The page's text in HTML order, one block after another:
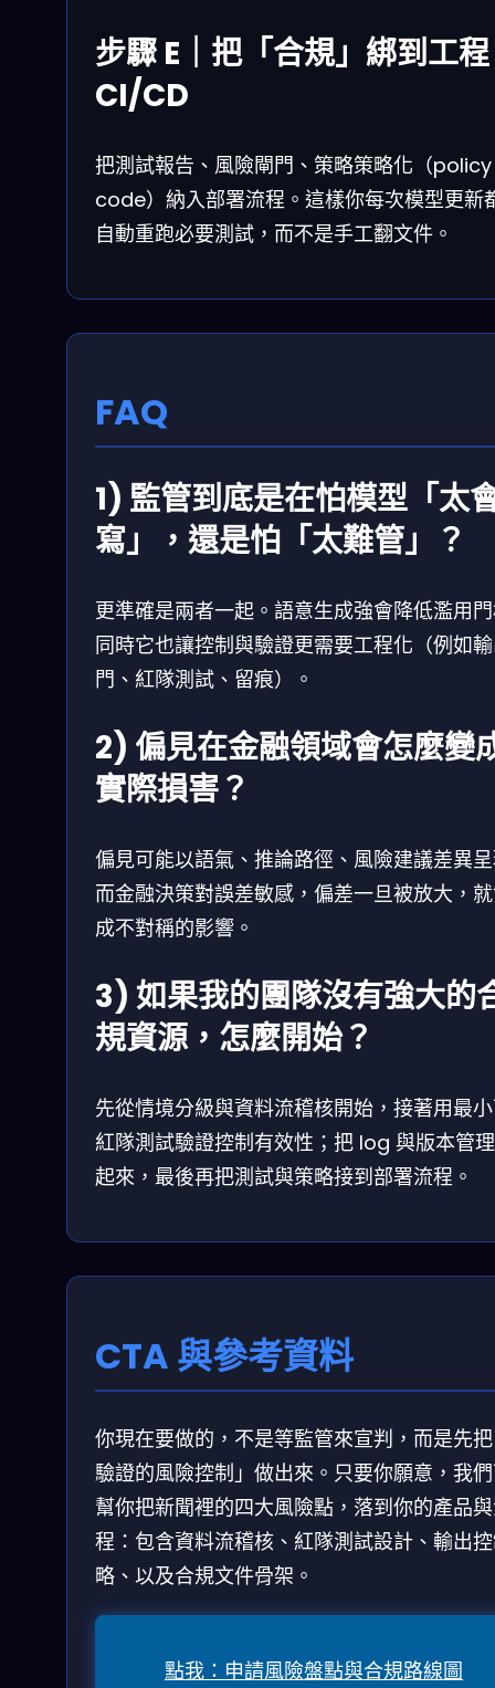
步驟 E｜把「合規」綁到工程
CI/CD
把測試報告、風險閘門、策略策略化（
code）納入部署流程。這樣你每次模型更新
自動重跑必要測試，而不是手工翻文件。
FAQ
1) 監管到底是在怕模型「太
寫」，還是怕「太難管」？
更準確是兩者一起。語意生成強會降低濫用
同時它也讓控制與驗證更需要工程化（例如
門、紅隊測試、留痕）。
2) 偏見在金融領域會怎麼變
實際損害？
偏見可能以語氣、推論路徑、風險建議差異
而金融決策對誤差敏感，偏差一旦被放大，
成不對稱的影響。
3) 如果我的團隊沒有強大的
規資源，怎麼開始？
先從情境分級與資料流稽核開始，接著用最
紅隊測試驗證控制有效性；把 log 與版本管
起來，最後再把測試與策略接到部署流程。
CTA 與參考資料
你現在要做的，不是等監管來宣判，而是先
驗證的風險控制」做出來。只要你願意，我
幫你把新聞裡的四大風險點，落到你的產品
程：包含資料流稽核、紅隊測試設計、輸出
略、以及合規文件骨架。
點我：申請風險盤點與合規路線圖